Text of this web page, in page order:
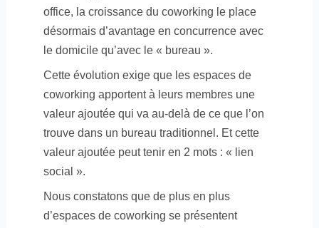
office, la croissance du coworking le place
désormais d’avantage en concurrence avec
le domicile qu’avec le « bureau ».
Cette évolution exige que les espaces de
coworking apportent à leurs membres une
valeur ajoutée qui va au-delà de ce que l’on
trouve dans un bureau traditionnel. Et cette
valeur ajoutée peut tenir en 2 mots : « lien
social ».
Nous constatons que de plus en plus
d’espaces de coworking se présentent